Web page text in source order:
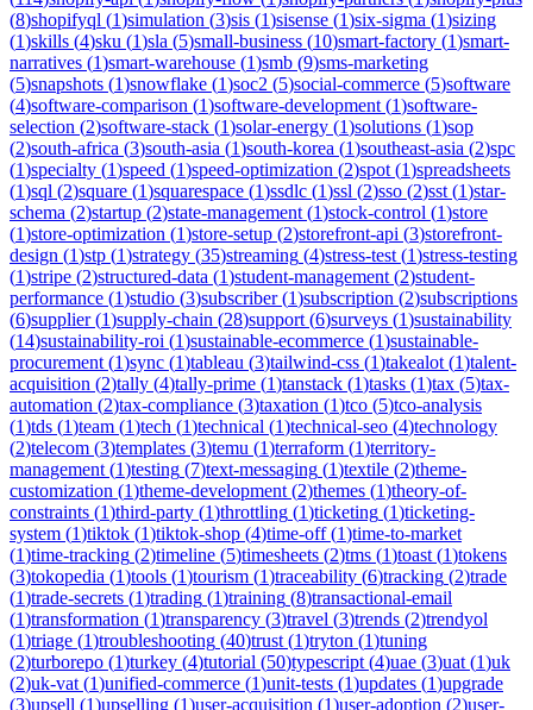
(8)shopifyql (1)simulation (3)sis (1)sisense (1)six-sigma (1)sizing
(1)skills (4)sku (1)sla (5)small-business (10)smart-factory (1)smart-
narratives (1)smart-warehouse (1)smb (9)sms-marketing
(5)snapshots (1)snowflake (1)soc2 (5)social-commerce (5)software
(4)software-comparison (1)software-development (1)software-
selection (2)software-stack (1)solar-energy (1)solutions (1)sop
(2)south-africa (3)south-asia (1)south-korea (1)southeast-asia (2)spc
(1)specialty (1)speed (1)speed-optimization (2)spot (1)spreadsheets
(1)sql (2)square (1)squarespace (1)ssdlc (1)ssl (2)sso (2)sst (1)star-
schema (2)startup (2)state-management (1)stock-control (1)store
(1)store-optimization (1)store-setup (2)storefront-api (3)storefront-
design (1)stp (1)strategy (35)streaming (4)stress-test (1)stress-testing
(1)stripe (2)structured-data (1)student-management (2)student-
performance (1)studio (3)subscriber(1)subscription (2)subscriptions
(6)supplier(1)supply-chain (28)support (6)surveys (1)sustainability
(14)sustainability-roi (1)sustainable-ecommerce (1)sustainable-
procurement (1)sync (1)tableau (3)tailwind-css (1)takealot (1)talent-
acquisition (2)tally (4)tally-prime (1)tanstack (1)tasks (1)tax (5)tax-
automation (2)tax-compliance (3)taxation (1)tco (5)tco-analysis
(1)tds (1)team (1)tech (1)technical (1)technical-seo (4)technology
(2)telecom (3)templates (3)temu (1)terraform (1)territory-
management (1)testing (7)text-messaging (1)textile (2)theme-
customization (1)theme-development (2)themes (1)theory-of-
constraints (1)third-party (1)throttling (1)ticketing (1)ticketing-
system (1)tiktok (1)tiktok-shop (4)time-off(1)time-to-market
(1)time-tracking (2)timeline (5)timesheets (2)tms (1)toast (1)tokens
(3)tokopedia (1)tools (1)tourism (1)traceability (6)tracking (2)trade
(1)trade-secrets (1)trading (1)training (8)transactional-email
(1)transformation (1)transparency (3)travel (3)trends (2)trendyol
(1)triage (1)troubleshooting (40)trust (1)tryton (1)tuning
(2)turborepo (1)turkey (4)tutorial (50)typescript (4)uae (3)uat (1)uk
(2)uk-vat (1)unified-commerce (1)unit-tests (1)updates (1)upgrade
(3)upsell (1)upselling (1)user-acquisition (1)user-adoption (2)user-